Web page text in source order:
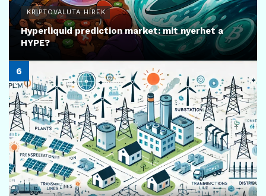
KRIPTOVALUTA HÍREK
Hyperliquid prediction market: mit nyerhet a
HYPE?